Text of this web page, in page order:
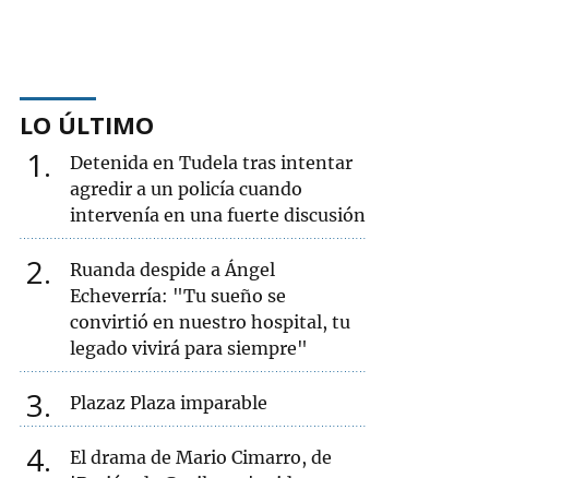
LO ÚLTIMO
1
Detenida en Tudela tras intentar
agredir a un policía cuando
intervenía en una fuerte discusión
2
Ruanda despide a Ángel
Echeverría: "Tu sueño se
convirtió en nuestro hospital, tu
legado vivirá para siempre"
3 Plazaz Plaza imparable
4
El drama de Mario Cimarro, de